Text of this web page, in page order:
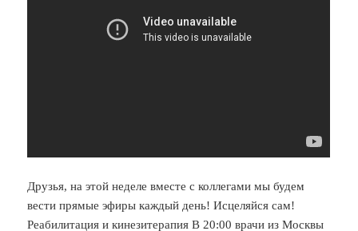
Друзья, на этой неделе вместе с коллегами мы будем
вести прямые эфиры каждый день! Исцеляйся сам!
Реабилитация и кинезитерапия В 20:00 врачи из Москвы